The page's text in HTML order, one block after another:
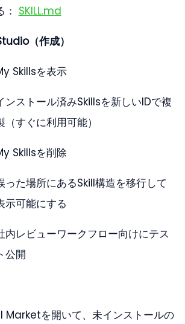
： SKILL.md
（作成）
Skillsを表示
ンストール済みSkillsを新しいIDで複
（すぐに利用可能）
Skillsを削除
った場所にあるSkill構造を移行して
示可能にする
内レビューワークフロー向けにテス
公開
Marketを開いて、未インストールの